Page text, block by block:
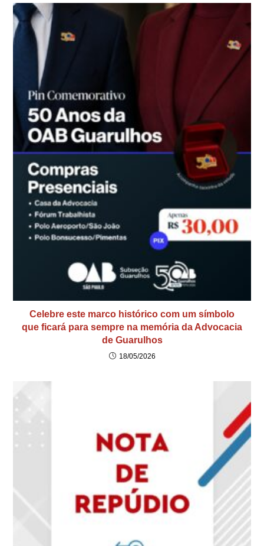
Celebre este marco histórico com um símbolo
que ficará para sempre na memória da Advocacia
de Guarulhos
18/05/2026